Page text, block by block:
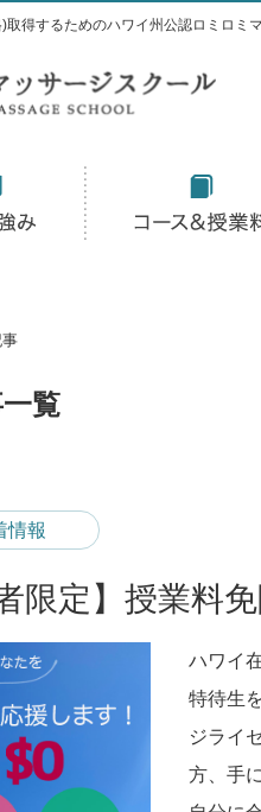
得するためのハワイ州公認ロミロミ
覧
情報
限定】授業料
ハワイ
特待生
ジライ
方、手